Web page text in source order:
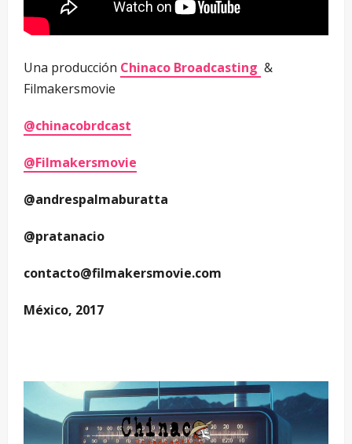
Una producción Chinaco Broadcasting &
Filmakersmovie
@chinacobrdcast
@Filmakersmovie
@andrespalmaburatta
@pratanacio
contacto@filmakersmovie.com
México, 2017